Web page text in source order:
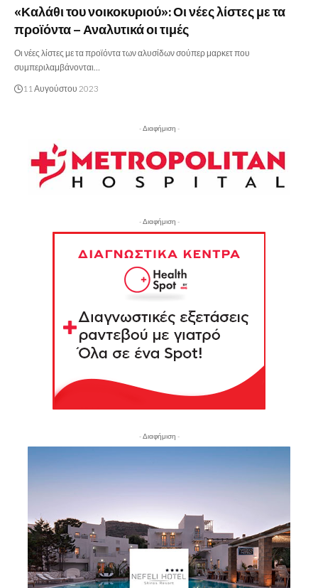
«Καλάθι του νοικοκυριού»: Οι νέες λίστες με τα
προϊόντα – Αναλυτικά οι τιμές
Οι νέες λίστες με τα προϊόντα των αλυσίδων σούπερ μαρκετ που
συμπεριλαμβάνονται…
11 Αυγούστου 2023
- Διαφήμιση -
- Διαφήμιση -
- Διαφήμιση -